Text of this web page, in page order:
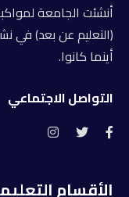
أنشئت الجامعة
(التعليم عن بعد) في
أينما كانوا.
التواصل الاجتماعي
الأقسام